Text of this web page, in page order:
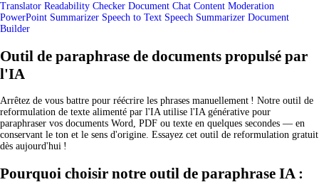
Translator Readability Checker Document Chat Content Moderation
PowerPoint Summarizer Speech to Text Speech Summarizer Document
Builder
Outil de paraphrase de documents propulsé par
l'IA
Arrêtez de vous battre pour réécrire les phrases manuellement ! Notre outil de
reformulation de texte alimenté par l'IA utilise l'IA générative pour
paraphraser vos documents Word, PDF ou texte en quelques secondes — en
conservant le ton et le sens d'origine. Essayez cet outil de reformulation gratuit
dès aujourd'hui !
Pourquoi choisir notre outil de paraphrase IA :